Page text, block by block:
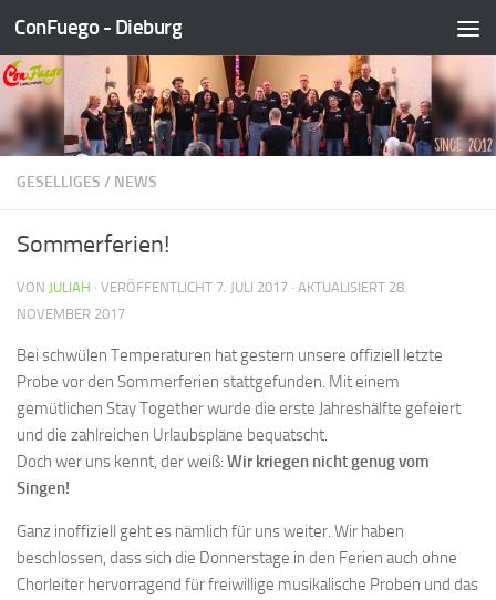
Zum Inhalt springen
ConFuego - Dieburg
GESELLIGES / NEWS
Sommerferien!
VON JULIAH · VERÖFFENTLICHT 7. JULI 2017 · AKTUALISIERT 28.
NOVEMBER 2017
Bei schwülen Temperaturen hat gestern unsere offiziell letzte
Probe vor den Sommerferien stattgefunden. Mit einem
gemütlichen Stay Together wurde die erste Jahreshälfte gefeiert
und die zahlreichen Urlaubspläne bequatscht.
Doch wer uns kennt, der weiß: Wir kriegen nicht genug vom
Singen!
Ganz inoffiziell geht es nämlich für uns weiter. Wir haben
beschlossen, dass sich die Donnerstage in den Ferien auch ohne
Chorleiter hervorragend für freiwillige musikalische Proben und das